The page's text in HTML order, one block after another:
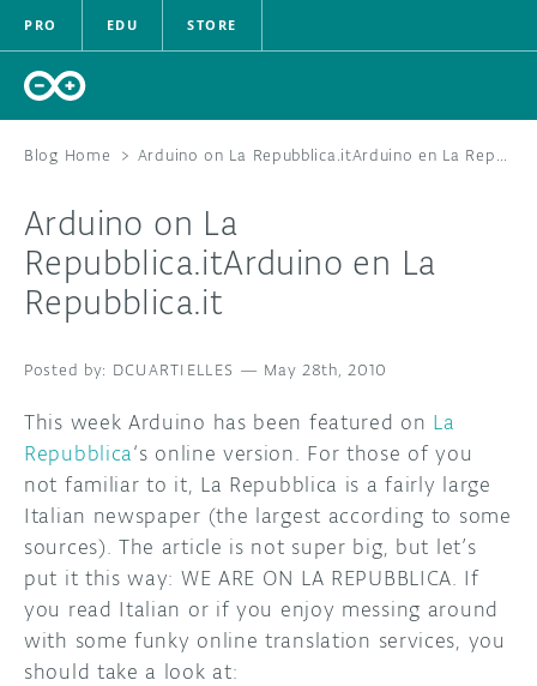
PRO EDU STORE
DOCUMENTATION
COMMUNITY
FORUM
DISCORD
PROJECT HUB
BLOG
ABOUT
Blog Home > Arduino on La Repubblica.itArduino en La Repubblica.it
Arduino on La
Repubblica.itArduino en La
Repubblica.it
DCUARTIELLES — May 28th, 2010
This week Arduino has been featured on La
Repubblica‘s online version. For those of you
not familiar to it, La Repubblica is a fairly large
Italian newspaper (the largest according to some
sources). The article is not super big, but let’s
put it this way: WE ARE ON LA REPUBBLICA. If
you read Italian or if you enjoy messing around
with some funky online translation services, you
should take a look at: